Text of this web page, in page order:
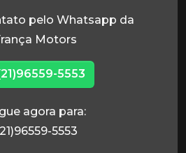
pelo Whatsapp da
Motors
5553
agora para:
5553